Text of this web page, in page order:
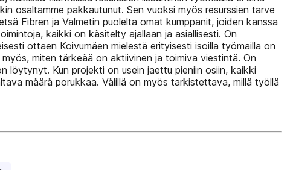
osaltamme pakkautunut. Sen vuoksi myös resurssien tarve
Fibren ja Valmetin puolelta omat kumppanit, joiden kanssa
kaikki on käsitelty ajallaan ja asiallisesti. On
ottaen Koivumäen mielestä erityisesti isoilla työmailla on
miten tärkeää on aktiivinen ja toimiva viestintä. On
löytynyt. Kun projekti on usein jaettu pieniin osiin, kaikki
määrä porukkaa. Välillä on myös tarkistettava, millä työllä